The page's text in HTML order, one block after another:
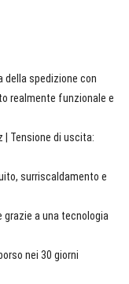
spedizione con
realmente funzionale e
| Tensione di uscita:
surriscaldamento e
grazie a una tecnologia
nei 30 giorni